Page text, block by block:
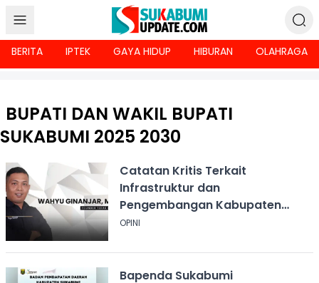
BERITA IPTEK GAYA HIDUP HIBURAN OLAHRAGA
BUPATI DAN WAKIL BUPATI
SUKABUMI 2025 2030
Catatan Kritis Terkait
Infrastruktur dan
Pengembangan Kabupaten
Sukabumi
OPINI
Bapenda Sukabumi